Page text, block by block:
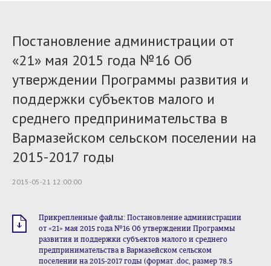
Постановление администрации от
«21» мая 2015 года №16 Об
утверждении Программы развития и
поддержки субъектов малого и
среднего предпринимательства в
Вармазейском сельском поселении на
2015-2017 годы
2015-05-21 12:00:00
Прикрепленные файлы: Постановление администрации
от «21» мая 2015 года №16 Об утверждении Программы
развития и поддержки субъектов малого и среднего
предпринимательства в Вармазейском сельском
поселении на 2015-2017 годы (формат .doc, размер 78.5